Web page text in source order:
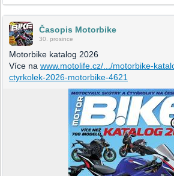
Časopis Motorbike
30. prosince
Motorbike katalog 2026
Více na www.motolife.cz/.../motorbike-
ctyrkolek-2026-motorbike-4621